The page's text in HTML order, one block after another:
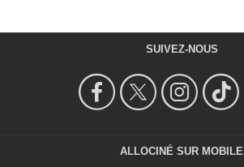
SUIVEZ-NOUS
ALLOCINÉ SUR MOBILE